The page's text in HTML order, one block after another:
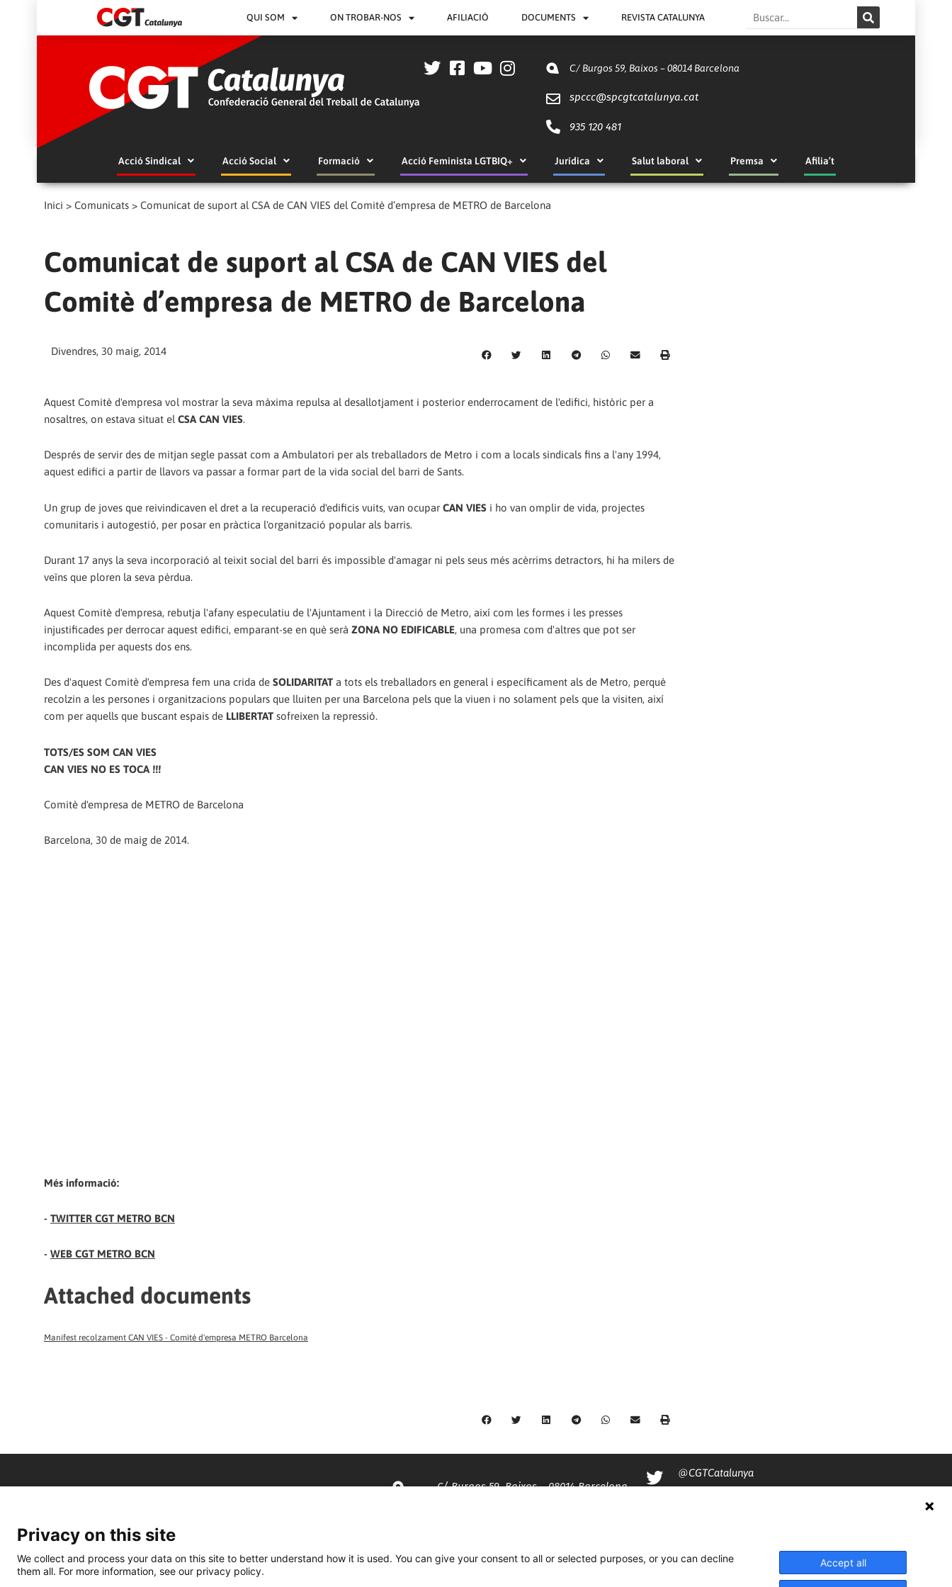
QUI SOM ON TROBAR-NOS AFILIACIÓ DOCUMENTS REVISTA CATALUNYA Search
C/ Burgos 59, Baixos – 08014 Barcelona
spccc@spcgtcatalunya.cat
935 120 481
Acció Sindical Acció Social Formació Acció Feminista LGTBIQ+ Jurídica Salut laboral Premsa Afilia’t
Inici > Comunicats > Comunicat de suport al CSA de CAN VIES del Comitè d’empresa de METRO de Barcelona
Comunicat de suport al CSA de CAN VIES del
Comitè d’empresa de METRO de Barcelona
Divendres, 30 maig, 2014
Aquest Comitè d'empresa vol mostrar la seva màxima repulsa al desallotjament i posterior enderrocament de l'edifici, històric per a
nosaltres, on estava situat el CSA CAN VIES.
Després de servir des de mitjan segle passat com a Ambulatori per als treballadors de Metro i com a locals sindicals fins a l'any 1994,
aquest edifici a partir de llavors va passar a formar part de la vida social del barri de Sants.
Un grup de joves que reivindicaven el dret a la recuperació d'edificis vuits, van ocupar CAN VIES i ho van omplir de vida, projectes
comunitaris i autogestió, per posar en pràctica l'organització popular als barris.
Durant 17 anys la seva incorporació al teixit social del barri és impossible d'amagar ni pels seus més acèrrims detractors, hi ha milers de
veïns que ploren la seva pèrdua.
Aquest Comitè d'empresa, rebutja l'afany especulatiu de l'Ajuntament i la Direcció de Metro, així com les formes i les presses
injustificades per derrocar aquest edifici, emparant-se en què serà ZONA NO EDIFICABLE, una promesa com d'altres que pot ser
incomplida per aquests dos ens.
Des d'aquest Comitè d'empresa fem una crida de SOLIDARITAT a tots els treballadors en general i específicament als de Metro, perquè
recolzin a les persones i organitzacions populars que lluiten per una Barcelona pels que la viuen i no solament pels que la visiten, així
com per aquells que buscant espais de LLIBERTAT sofreixen la repressió.
TOTS/ES SOM CAN VIES
CAN VIES NO ES TOCA !!!
Comitè d'empresa de METRO de Barcelona
Barcelona, 30 de maig de 2014.
Més informació:
- TWITTER CGT METRO BCN
- WEB CGT METRO BCN
Attached documents
Manifest recolzament CAN VIES - Comité d'empresa METRO Barcelona
C/ Burgos 59, Baixos – 08014 Barcelona
@CGTCatalunya
cgtcatalunya
Privacy on this site
We collect and process your data on this site to better understand how it is used. You can give your consent to all or selected purposes, or you can decline
them all. For more information, see our privacy policy.
Accept all